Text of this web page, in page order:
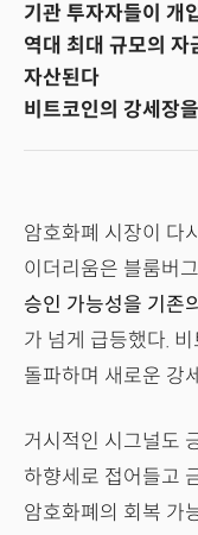
기관 투자자들이 개
역대 최대 규모의
자산된다
비트코인의 강세장
암호화폐 시장이 다
이더리움은 블룸버
승인 가능성을 기존
가 넘게 급등했다.
돌파하며 새로운 강
거시적인 시그널도
하향세로 접어들고
암호화폐의 회복 가